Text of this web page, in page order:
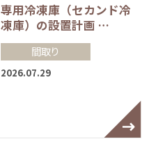
専用冷凍庫（セカンド冷
凍庫）の設置計画 …
間取り
2026.07.29